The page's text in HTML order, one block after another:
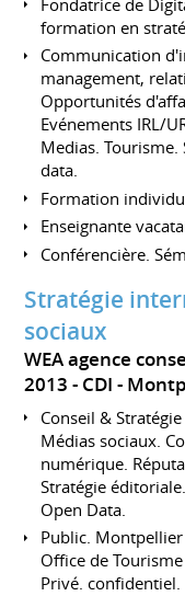
formation en
Communication
management,
Opportunités
Evénements IRL/
Medias.
data.
Formation
Enseignante
Conférencière.
Stratégie
sociaux
WEA agence
2013 CDI
Conseil &
Médias sociaux.
numérique.
Stratégie
Open Data.
Public.
Office de
Privé. confidentiel.